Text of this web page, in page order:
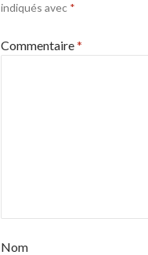
indiqués avec *
Commentaire*
Nom